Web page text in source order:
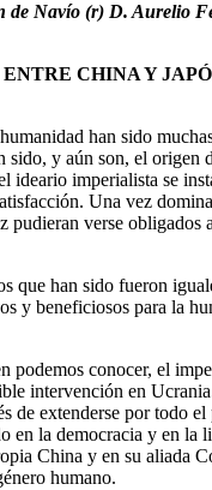
de Navío (r) D.
CHINA Y
han sido
sido, y aún son, el
imperialista se
Una vez
pudieran verse
que han sido fueron
y beneficiosos para la
podemos conocer, el
intervención en
de extenderse por todo
en la democracia y en
China y en su aliada
humano.